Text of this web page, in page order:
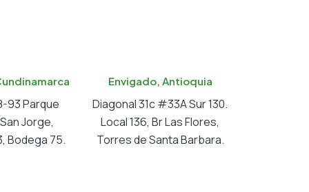
93 Parque
Jorge,
Bodega 75.
Envigado, Antioquia
Diagonal 31c #33A Sur 130.
Local 136, Br Las Flores,
Torres de Santa Barbara.